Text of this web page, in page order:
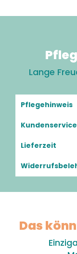
Lange
Pflegehinweis
Kundenservice
Lieferzeit
Das